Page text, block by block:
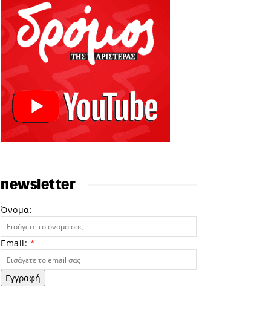
newsletter
Όνομα:
Email: *
Εγγραφή